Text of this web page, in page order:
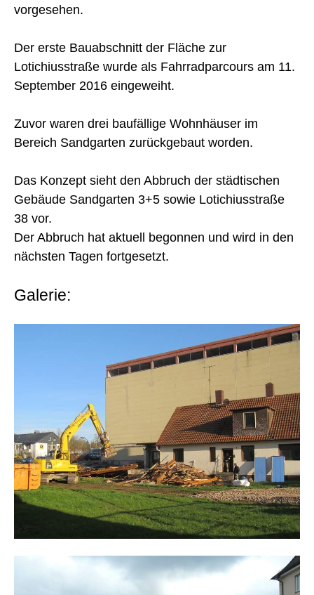
vorgesehen.
Der erste Bauabschnitt der Fläche zur
Lotichiusstraße wurde als Fahrradparcours am 11.
September 2016 eingeweiht.
Zuvor waren drei baufällige Wohnhäuser im
Bereich Sandgarten zurückgebaut worden.
Das Konzept sieht den Abbruch der städtischen
Gebäude Sandgarten 3+5 sowie Lotichiusstraße
38 vor.
Der Abbruch hat aktuell begonnen und wird in den
nächsten Tagen fortgesetzt.
Galerie: